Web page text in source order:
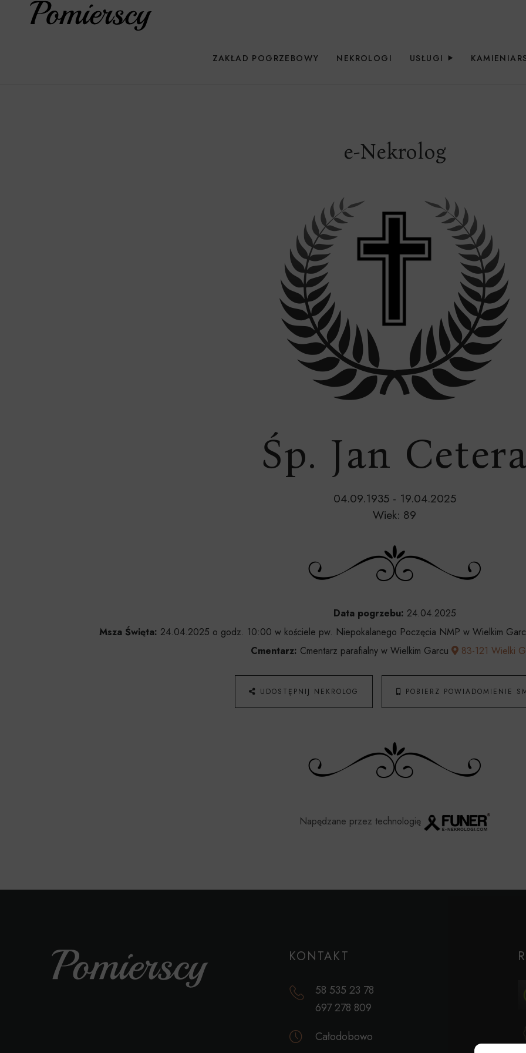
ZAKŁAD POGRZEBOWY NEKROLOGI USŁUGI
e-Nekrolog
Śp. Jan
04.09.1935 - 19.04.2025
Wiek: 89
Data pogrzebu: 24.04.2025
Msza Święta: 24.04.2025 o godz. 10:00 w kościele pw. Niepokalanego Poczęcia NMP w Wielkim
Cmentarz: Cmentarz parafialny w Wielkim Garcu 83-121 Wielki
UDOSTĘPNIJ NEKROLOG POBIERZ POWIADOMIENIE
Napędzane przez technologię
KONTAKT
58 535 23 78
697 278 809
Całodobowo